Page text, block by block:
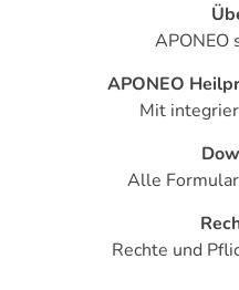
APONEO
APONEO
Mit
Alle
Rechte und